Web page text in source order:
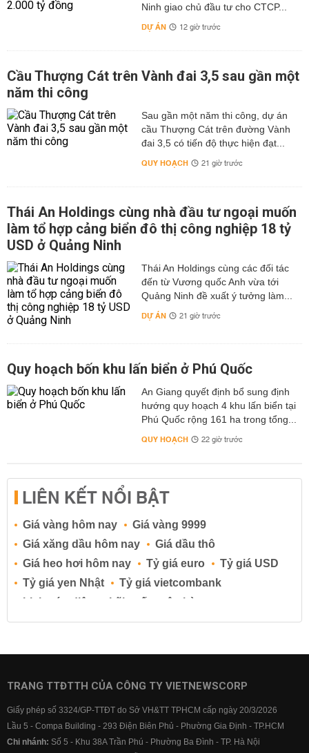
Ninh giao chủ đầu tư cho CTCP...
DỰ ÁN 12 giờ trước
Cầu Thượng Cát trên Vành đai 3,5 sau gần một
năm thi công
Sau gần một năm thi công, dự án
cầu Thượng Cát trên đường Vành
đai 3,5 có tiến độ thực hiện đạt...
QUY HOẠCH 21 giờ trước
Thái An Holdings cùng nhà đầu tư ngoại muốn
làm tổ hợp cảng biển đô thị công nghiệp 18 tỷ
USD ở Quảng Ninh
Thái An Holdings cùng các đối tác
đến từ Vương quốc Anh vừa tới
Quảng Ninh đề xuất ý tưởng làm...
DỰ ÁN 21 giờ trước
Quy hoạch bốn khu lấn biển ở Phú Quốc
An Giang quyết định bổ sung định
hướng quy hoạch 4 khu lấn biển tại
Phú Quốc rộng 161 ha trong tổng...
QUY HOẠCH 22 giờ trước
LIÊN KẾT NỔI BẬT
Giá vàng hôm nay
Giá vàng 9999
Giá xăng dầu hôm nay
Giá dầu thô
Giá heo hơi hôm nay
Tỷ giá euro
Tỷ giá USD
Tỷ giá yen Nhật
Tỷ giá vietcombank
Lịch cúp điện
Lãi suất ngân hàng
Lãi suất tiết kiệm
Lãi suất tiền gửi
Lãi suất ngân hàng BIDV
Lãi suất ngân hàng Vietcombank
TRANG TTĐTTH CỦA CÔNG TY VIETNEWSCORP
Giấy phép số 3324/GP-TTĐT do Sở VH&TT TPHCM cấp ngày 20/3/2026
Lầu 5 - Compa Building - 293 Điện Biên Phủ - Phường Gia Định - TP.HCM
Chi nhánh: Số 5 - Khu 38A Trần Phú - Phường Ba Đình - TP. Hà Nội